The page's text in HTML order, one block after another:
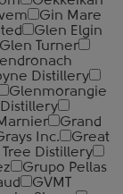
Gin Mare
Glen Elgin
Glen Turner
Distillery
Glenmorangie
Grand
Inc.
Great
Distillery
Grupo Pellas
GVMT